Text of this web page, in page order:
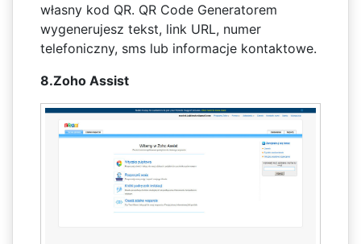
własny kod QR. QR Code Generatorem
wygenerujesz tekst, link URL, numer
telefoniczny, sms lub informacje kontaktowe.
8.Zoho Assist